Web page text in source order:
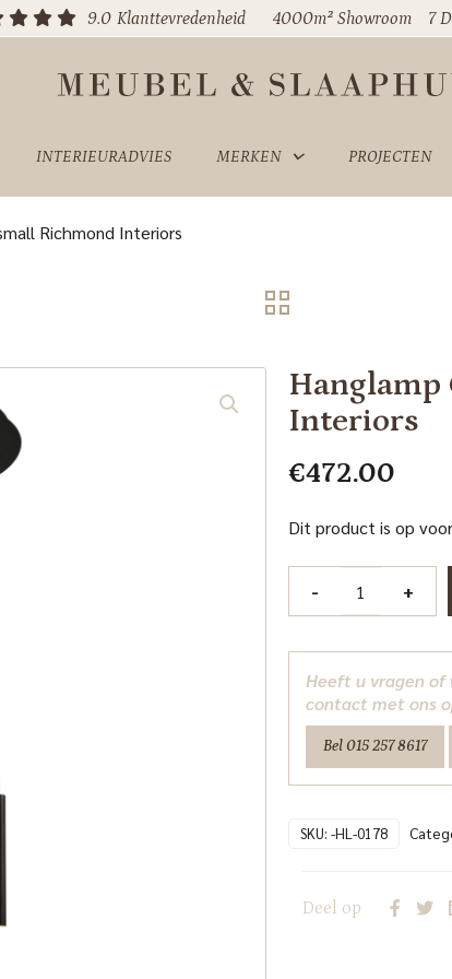
9.0 Klanttevredenheid 4000m² Showroom 7
INTERIEURADVIES MERKEN PROJECTEN
Richmond Interiors
Hanglamp
Interiors
€472.00
Dit product is op
-
Richmond
Interiors
aantal
+
Heeft u vragen of
contact met ons
Bel 015 257 8617
SKU: -HL-0178
Deel op